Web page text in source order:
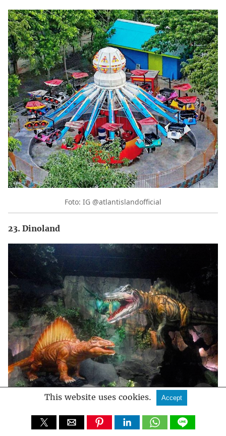
Foto: IG @atlantislandofficial
23. Dinoland
Foto: IG @atlantislandofficial
This website uses cookies. Accept